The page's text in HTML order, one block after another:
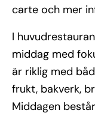
carte och mer
I
middag med
är riklig med
frukt, bakverk,
Middagen